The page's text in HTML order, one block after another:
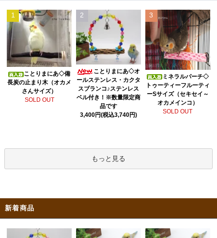
1
ことりまにあ◇備
長炭の止まり木（オカメ
さんサイズ）
SOLD OUT
2
ことりまにあ◇オ
ールステンレス・カクタ
スブランコ♪ステンレス
ベル付き！※数量限定商
品です
3,400円(税込3,740円)
3
ミネラルパーチ◇
トゥーティーフルーティ
ーSサイズ（セキセイ～
オカメインコ）
SOLD OUT
もっと見る
新着商品